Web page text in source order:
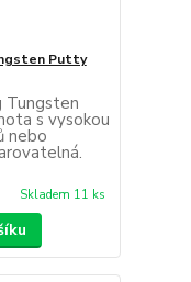
Putty
Tungsten
s vysokou
nebo
Skladem 11 ks